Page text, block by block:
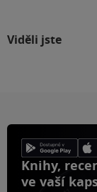
Viděli jste
Knihy,
ve vaší